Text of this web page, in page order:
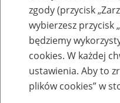
Zaproś ZUS do
eZUS w siedzibie
zgody (przycisk
wybierzesz przycisk
będziemy
cookies. W każdej
ustawienia. Aby to
plików cookies” w